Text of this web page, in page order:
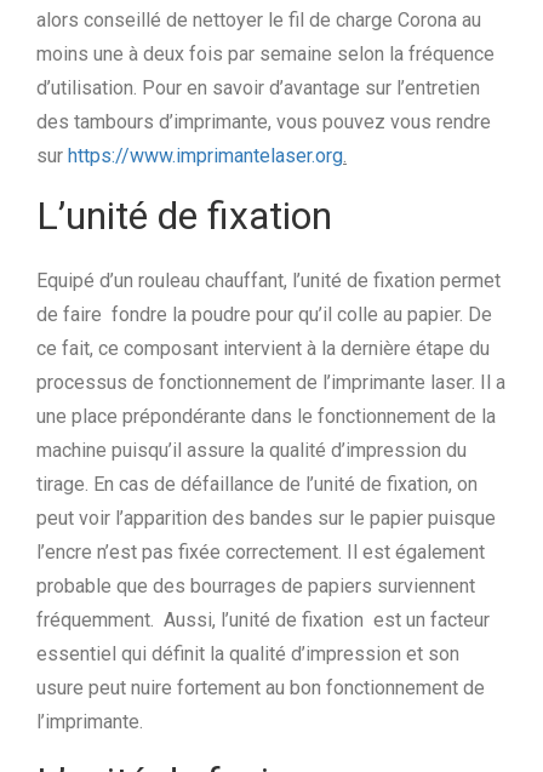
alors conseillé de nettoyer le fil de charge Corona au
moins une à deux fois par semaine selon la fréquence
d’utilisation. Pour en savoir d’avantage sur l’entretien
des tambours d’imprimante, vous pouvez vous rendre
sur https://www.imprimantelaser.org.
L’unité de fixation
Equipé d’un rouleau chauffant, l’unité de fixation permet
de faire fondre la poudre pour qu’il colle au papier. De
ce fait, ce composant intervient à la dernière étape du
processus de fonctionnement de l’imprimante laser. Il a
une place prépondérante dans le fonctionnement de la
machine puisqu’il assure la qualité d’impression du
tirage. En cas de défaillance de l’unité de fixation, on
peut voir l’apparition des bandes sur le papier puisque
l’encre n’est pas fixée correctement. Il est également
probable que des bourrages de papiers surviennent
fréquemment. Aussi, l’unité de fixation est un facteur
essentiel qui définit la qualité d’impression et son
usure peut nuire fortement au bon fonctionnement de
l’imprimante.